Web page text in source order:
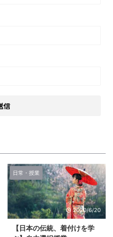
日常・授業
2020/6/20
【日本の伝統、着付けを学